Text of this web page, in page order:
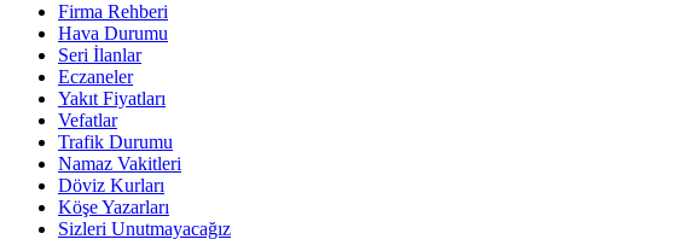
Firma Rehberi
Hava Durumu
Seri İlanlar
Eczaneler
Yakıt Fiyatları
Vefatlar
Trafik Durumu
Namaz Vakitleri
Döviz Kurları
Köşe Yazarları
Sizleri Unutmayacağız